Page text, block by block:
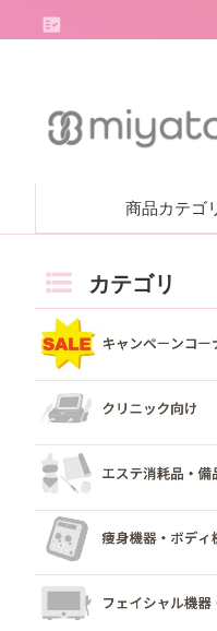
商品カテゴ
カテゴリ